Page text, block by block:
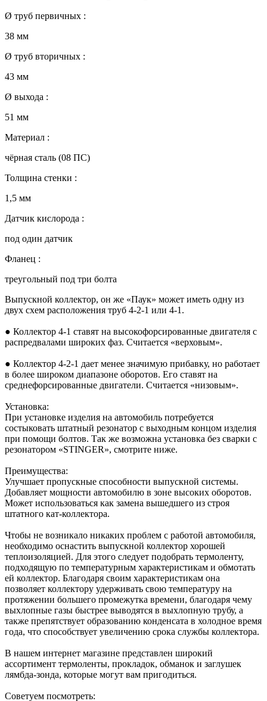
Ø труб первичных :
38 мм
Ø труб вторичных :
43 мм
Ø выхода :
51 мм
Материал :
чёрная сталь (08 ПC)
Толщина стенки :
1,5 мм
Датчик кислорода :
под один датчик
Фланец :
треугольный под три болта
Выпускной коллектор, он же «Паук» может иметь одну из
двух схем расположения труб 4-2-1 или 4-1.
● Коллектор 4-1 ставят на высокофорсированные двигателя с
распредвалами широких фаз. Считается «верховым».
● Коллектор 4-2-1 дает менее значимую прибавку, но работает
в более широком диапазоне оборотов. Его ставят на
среднефорсированные двигатели. Считается «низовым».
Установка:
При установке изделия на автомобиль потребуется
состыковать штатный резонатор с выходным концом изделия
при помощи болтов. Так же возможна установка без сварки с
резонатором «STINGER», смотрите ниже.
Преимущества:
Улучшает пропускные способности выпускной системы.
Добавляет мощности автомобилю в зоне высоких оборотов.
Может использоваться как замена вышедшего из строя
штатного кат-коллектора.
Чтобы не возникало никаких проблем с работой автомобиля,
необходимо оснастить выпускной коллектор хорошей
теплоизоляцией. Для этого следует подобрать термоленту,
подходящую по температурным характеристикам и обмотать
ей коллектор. Благодаря своим характеристикам она
позволяет коллектору удерживать свою температуру на
протяжении большего промежутка времени, благодаря чему
выхлопные газы быстрее выводятся в выхлопную трубу, а
также препятствует образованию конденсата в холодное время
года, что способствует увеличению срока службы коллектора.
В нашем интернет магазине представлен широкий
ассортимент термоленты, прокладок, обманок и заглушек
лямбда-зонда, которые могут вам пригодиться.
Советуем посмотреть: